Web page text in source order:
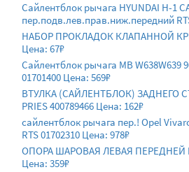
Сайлентблок рычага HYUNDAI H-1
пер.подв.лев.прав.ниж.передний
НАБОР ПРОКЛАДОК КЛАПАННОЙ
Цена: 67₽
Сайлентблок рычага MB W638W639
01701400 Цена: 569₽
ВТУЛКА (САЙЛЕНТБЛОК) ЗАДНЕГО
PRIES 400789466 Цена: 162₽
сайлентблок рычага пер.! Opel
RTS 01702310 Цена: 978₽
ОПОРА ШАРОВАЯ ЛЕВАЯ ПЕРЕДНЕЙ
Цена: 359₽